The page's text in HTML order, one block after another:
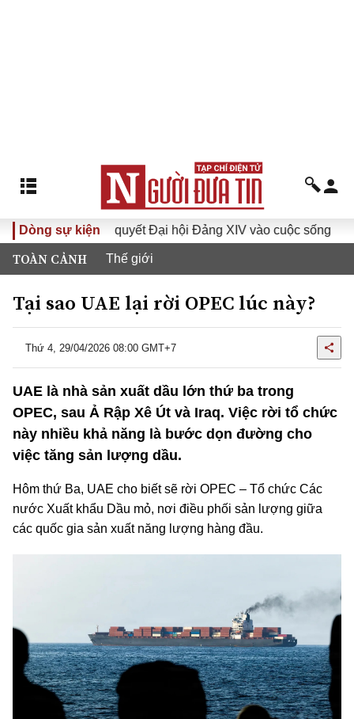
Dòng sự kiện
Đưa Nghị quyết Đại hội Đảng XIV vào cuộc sống Hướng
TOÀN CẢNH Thế giới
Tại sao UAE lại rời OPEC lúc này?
Thứ 4, 29/04/2026 08:00 GMT+7
UAE là nhà sản xuất dầu lớn thứ ba trong
OPEC, sau Ả Rập Xê Út và Iraq. Việc rời tổ chức
này nhiều khả năng là bước dọn đường cho
việc tăng sản lượng dầu.
Hôm thứ Ba, UAE cho biết sẽ rời OPEC – Tổ chức Các
nước Xuất khẩu Dầu mỏ, nơi điều phối sản lượng giữa
các quốc gia sản xuất năng lượng hàng đầu.